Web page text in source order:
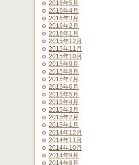
2016年5月
2016年4月
2016年3月
2016年2月
2016年1月
2015年12月
2015年11月
2015年10月
2015年9月
2015年8月
2015年7月
2015年6月
2015年5月
2015年4月
2015年3月
2015年2月
2015年1月
2014年12月
2014年11月
2014年10月
2014年9月
2014年8月